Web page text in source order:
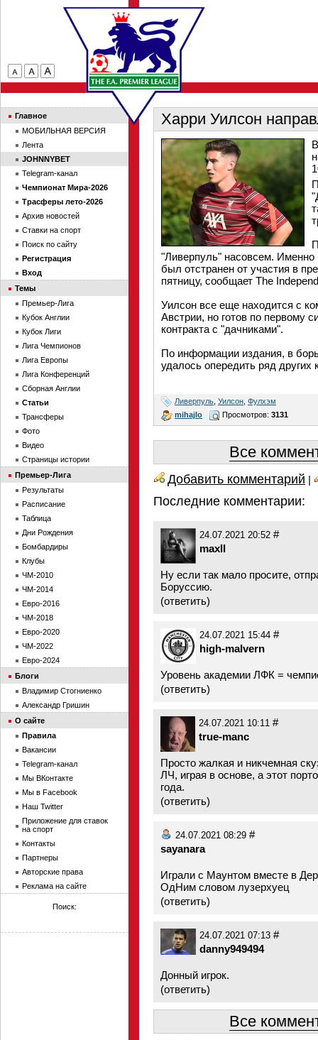
Харри Уилсон
"Ливерпуль" насовсем. Именно
был отстранен от участия в
пятницу, сообщает The
Уилсон все еще находится с
Австрии, но готов по первому
контракта с "дачниками".
По информации издания, в
удалось опередить ряд
Ливерпуль Уилсон Фулхэм
mihajlo
Просмотров: 3131
Все
Добавить комментарий |
Последние комментарии:
24.07.2021 20:52 #
maxll
Ну если так мало просите,
Боруссию.
(ответить)
24.07.2021 15:44 #
high-malvern
Уровень академии ЛФК =
(ответить)
24.07.2021 10:11 #
true-manc
Просто жалкая и никчемная
ЛЧ, играя в основе, а этот
года.
(ответить)
24.07.2021 08:29 #
sayanara
Играли с Маунтом вместе в
ОдНим словом лузерхуец
(ответить)
24.07.2021 07:13 #
danny949494
Донный игрок.
(ответить)
Все
Главное
МОБИЛЬНАЯ ВЕРСИЯ
Лента
JOHNNYBET
Telegram-канал
Чемпионат Мира-2026
Трасферы лето-2026
Архив новостей
Ставки на спорт
Поиск по сайту
Регистрация
Вход
Темы
Премьер-Лига
Кубок Англии
Кубок Лиги
Лига Чемпионов
Лига Европы
Лига Конференций
Сборная Англии
Статьи
Трансферы
Фото
Видео
Страницы истории
Премьер-Лига
Результаты
Расписание
Таблица
Дни Рождения
Бомбардиры
Клубы
ЧМ-2010
ЧМ-2014
Евро-2016
ЧМ-2018
Евро-2020
ЧМ-2022
Евро-2024
Блоги
Владимир Стогниенко
Александр Гришин
О сайте
Правила
Вакансии
Telegram-канал
Мы ВКонтакте
Мы в Facebook
Наш Twitter
Приложение для ставок
на спорт
Контакты
Партнеры
Авторские права
Реклама на сайте
Поиск: